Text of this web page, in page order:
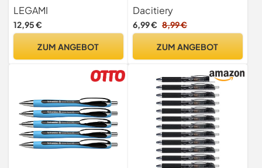
Ende zum Entfernen der
Tinte ohne das Blatt zu
verbrauchen, Schwarze
Savannah Kollektion -
LEGAMI
12,95 €
ZUM ANGEBOT
Nachfüllminen, 0.5mm
Druckgelschreiber feine
Spitze, Schnell Trocknende
Zuhause - Schwarz
Dacitiery
6,99 € 8,99 €
ZUM ANGEBOT